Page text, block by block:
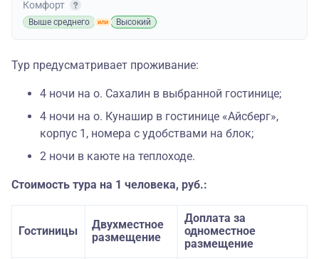
Комфорт
Выше среднего Высокий
Тур предусматривает проживание:
4 ночи на о. Сахалин в выбранной гостинице;
4 ночи на о. Кунашир в гостинице «Айсберг»,
корпус 1, номера с удобствами на блок;
2 ночи в каюте на теплоходе.
Стоимость тура на 1 человека, руб.:
Гостиницы
Двухместное
размещение
Доплата за
одноместное
размещение